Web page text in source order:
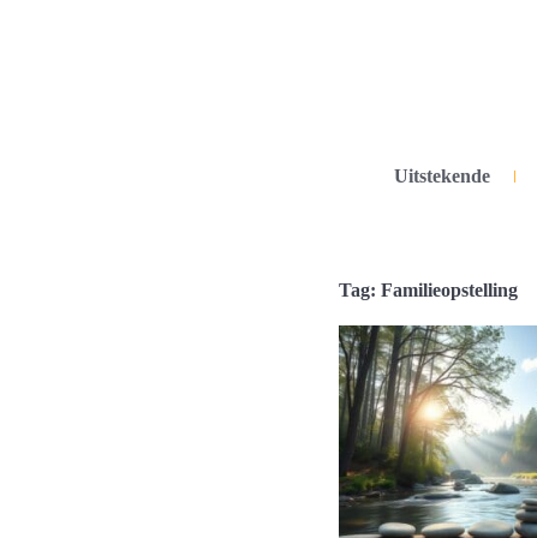
Uitstekende
Tag: Familieopstelling